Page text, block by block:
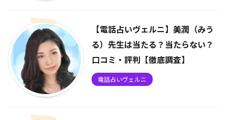
【電話占いヴェルニ】美潤（みう
る）先生は当たる？当たらない？
口コミ・評判【徹底調査】
電話占いヴェルニ